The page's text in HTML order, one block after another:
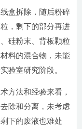
盒拆除，随后粉碎
，剩下的部分再进
硅粉末、背板颗粒
料的混合物，未能
验室研究阶段。
方法和经验来看，
除和分离，未考虑
下的废液也难处